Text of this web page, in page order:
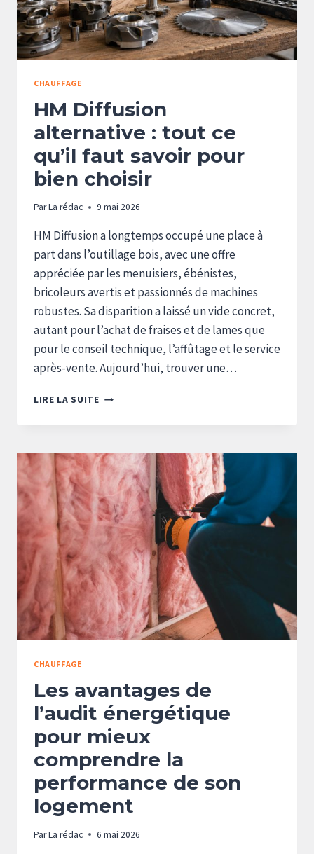
ÉVOLUE
CHAUFFAGE
HM Diffusion
alternative : tout ce
qu’il faut savoir pour
bien choisir
ParLa rédac 9 mai 2026
HM Diffusion a longtemps occupé une place à
part dans l’outillage bois, avec une offre
appréciée par les menuisiers, ébénistes,
bricoleurs avertis et passionnés de machines
robustes. Sa disparition a laissé un vide concret,
autant pour l’achat de fraises et de lames que
pour le conseil technique, l’affûtage et le service
après-vente. Aujourd’hui, trouver une…
LIRE LA SUITEHM
TOUT
CE
QU’IL
FAUT
SAVOIR
POUR
BIEN
CHOISIR
CHAUFFAGE
Les avantages de
l’audit énergétique
pour mieux
comprendre la
performance de son
logement
ParLa rédac 6 mai 2026